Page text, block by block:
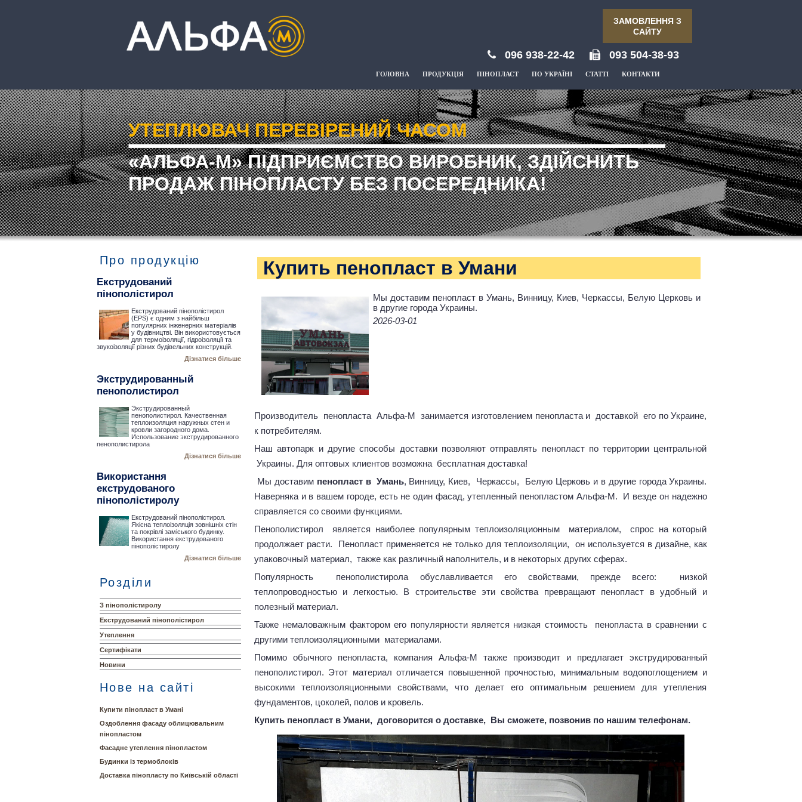
ЗАМОВЛЕННЯ З
САЙТУ
096 938-22-42 093 504-38-93
ГОЛОВНА ПРОДУКЦІЯ ПІНОПЛАСТ ПО УКРАЇНІ СТАТТІ КОНТАКТИ
УТЕПЛЮВАЧ ПЕРЕВІРЕНИЙ ЧАСОМ
«АЛЬФА-М» ПІДПРИЄМСТВО ВИРОБНИК, ЗДІЙСНИТЬ
ПРОДАЖ ПІНОПЛАСТУ БЕЗ ПОСЕРЕДНИКА!
Про продукцію
Екструдований
пінополістирол
Екструдований пінополістирол
(EPS) є одним з найбільш
популярних інженерних матеріалів
у будівництві. Він використовується
для термоізоляції, гідроізоляції та
звукоізоляції різних будівельних конструкцій.
Дізнатися більше
Экструдированный
пенополистирол
Экструдированный
пенополистирол. Качественная
теплоизоляция наружных стен и
кровли загородного дома.
Использование экструдированного
пенополистирола
Дізнатися більше
Використання
екструдованого
пінополістиролу
Екструдований пінополістирол.
Якісна теплоізоляція зовнішніх стін
та покрівлі заміського будинку.
Використання екструдованого
пінополістиролу
Дізнатися більше
Розділи
З пінополістиролу
Екструдований пінополістирол
Утеплення
Сертифікати
Новини
Нове на сайті
Купити пінопласт в Умані
Оздоблення фасаду облицювальним
пінопластом
Фасадне утеплення пінопластом
Будинки із термоблоків
Доставка пінопласту по Київській області
Купить пенопласт в Умани
Мы доставим пенопласт в Умань, Винницу, Киев, Черкассы, Белую Церковь и
в другие города Украины.
2026-03-01
Производитель пенопласта Альфа-М занимается изготовлением пенопласта и доставкой его по Украине,
к потребителям.
Наш автопарк и другие способы доставки позволяют отправлять пенопласт по территории центральной
Украины. Для оптовых клиентов возможна бесплатная доставка!
Мы доставим пенопласт в Умань, Винницу, Киев, Черкассы, Белую Церковь и в другие города Украины.
Наверняка и в вашем городе, есть не один фасад, утепленный пенопластом Альфа-М. И везде он надежно
справляется со своими функциями.
Пенополистирол является наиболее популярным теплоизоляционным материалом, спрос на который
продолжает расти. Пенопласт применяется не только для теплоизоляции, он используется в дизайне, как
упаковочный материал, также как различный наполнитель, и в некоторых других сферах.
Популярность пенополистирола обуславливается его свойствами, прежде всего: низкой
теплопроводностью и легкостью. В строительстве эти свойства превращают пенопласт в удобный и
полезный материал.
Также немаловажным фактором его популярности является низкая стоимость пенопласта в сравнении с
другими теплоизоляционными материалами.
Помимо обычного пенопласта, компания Альфа-М также производит и предлагает экструдированный
пенополистирол. Этот материал отличается повышенной прочностью, минимальным водопоглощением и
высокими теплоизоляционными свойствами, что делает его оптимальным решением для утепления
фундаментов, цоколей, полов и кровель.
Купить пенопласт в Умани, договорится о доставке, Вы сможете, позвонив по нашим телефонам.